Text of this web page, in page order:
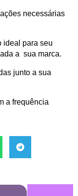
necessárias
ideal para seu
a  sua marca.
junto a sua
a frequência